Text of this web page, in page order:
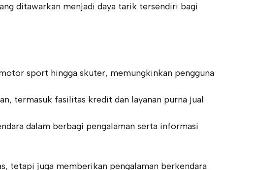
ditawarkan menjadi daya tarik tersendiri bagi
sport hingga skuter, memungkinkan pengguna
termasuk fasilitas kredit dan layanan purna jual
dalam berbagi pengalaman serta informasi
tetapi juga memberikan pengalaman berkendara